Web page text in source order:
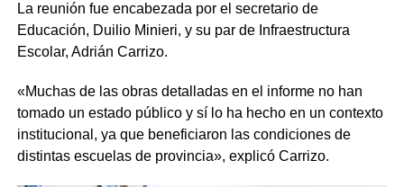
La reunión fue encabezada por el secretario de
Educación, Duilio Minieri, y su par de Infraestructura
Escolar, Adrián Carrizo.
«Muchas de las obras detalladas en el informe no han
tomado un estado público y sí lo ha hecho en un contexto
institucional, ya que beneficiaron las condiciones de
distintas escuelas de provincia», explicó Carrizo.